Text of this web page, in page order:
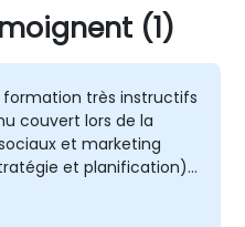
(1)
formation très instructifs
couvert lors de la
et marketing
et planification)
est directement lié à